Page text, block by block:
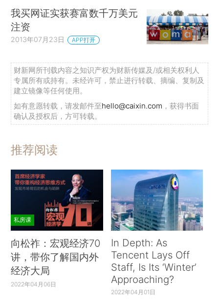
我买网证实获赛富数千万美元
注资
2013年07月23日 APP打开
财新网所刊载内容之知识产权为财新传媒及/或相关权利人
专属所有或持有。未经许可，禁止进行转载、摘编、复制及
建立镜像等任何使用。
如有意愿转载，请发邮件至hello@caixin.com ，获得书面
确认及授权后，方可转载。
推荐阅读
私房课
向松祚：宏观经济70
讲，带你了解国内外
经济大局
2022年04月06日
In Depth: As
Tencent Lays Off
Staff, Is Its ‘Winter’
Approaching?
2022年04月01日